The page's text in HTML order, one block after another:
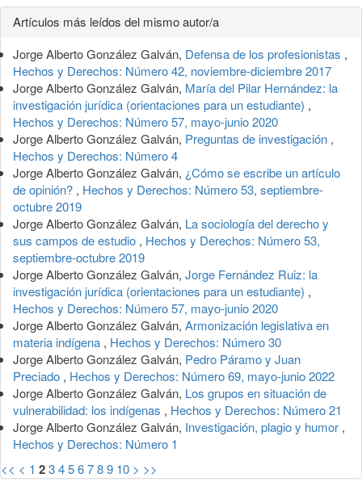
Detalles
del
artículo
Artículos más leídos del mismo autor/a
Jorge Alberto González Galván, Defensa de los profesionistas ,
Hechos y Derechos: Número 42, noviembre-diciembre 2017
Jorge Alberto González Galván, María del Pilar Hernández: la
investigación jurídica (orientaciones para un estudiante) ,
Hechos y Derechos: Número 57, mayo-junio 2020
Jorge Alberto González Galván, Preguntas de investigación ,
Hechos y Derechos: Número 4
Jorge Alberto González Galván, ¿Cómo se escribe un artículo
de opinión? , Hechos y Derechos: Número 53, septiembre-
octubre 2019
Jorge Alberto González Galván, La sociología del derecho y
sus campos de estudio , Hechos y Derechos: Número 53,
septiembre-octubre 2019
Jorge Alberto González Galván, Jorge Fernández Ruiz: la
investigación jurídica (orientaciones para un estudiante) ,
Hechos y Derechos: Número 57, mayo-junio 2020
Jorge Alberto González Galván, Armonización legislativa en
materia indígena , Hechos y Derechos: Número 30
Jorge Alberto González Galván, Pedro Páramo y Juan
Preciado , Hechos y Derechos: Número 69, mayo-junio 2022
Jorge Alberto González Galván, Los grupos en situación de
vulnerabilidad: los indígenas , Hechos y Derechos: Número 21
Jorge Alberto González Galván, Investigación, plagio y humor ,
Hechos y Derechos: Número 1
<< < 1 23456789 10 > >>